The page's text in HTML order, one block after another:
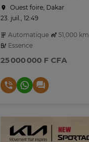
Ouest foire, Dakar
23. juil., 12:49
Automatique
51,000 km
Essence
25 000 000 F CFA